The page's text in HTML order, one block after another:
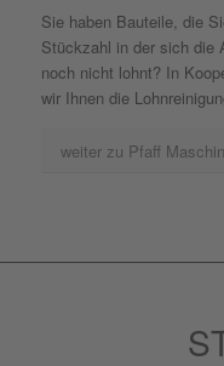
Sie haben Bauteile, die
Stückzahl in der sich die
noch nicht lohnt? In
wir Ihnen die
weiter zu Pfaff